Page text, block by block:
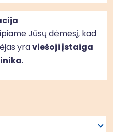
Jūsų dėmesį, kad
yraviešoji įstaiga
.